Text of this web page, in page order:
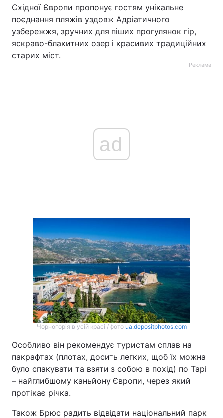
Східної Європи пропонує гостям унікальне
поєднання пляжів уздовж Адріатичного
узбережжя, зручних для піших прогулянок гір,
яскраво-блакитних озер і красивих традиційних
старих міст.
Реклама
ad
Чорногорія в усій красі / фото ua.depositphotos.com
Особливо він рекомендує туристам сплав на
пакрафтах (плотах, досить легких, щоб їх можна
було спакувати та взяти з собою в похід) по Тарі
– найглибшому каньйону Європи, через який
протікає річка.
Також Брюс радить відвідати національний парк